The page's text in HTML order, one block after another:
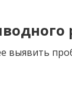
выявить